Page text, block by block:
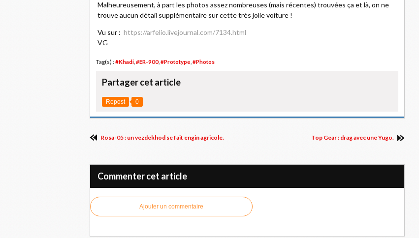
Malheureusement, à part les photos assez nombreuses (mais récentes) trouvées ça et là, on ne
trouve aucun détail supplémentaire sur cette très jolie voiture !
Vu sur : https://arfelio.livejournal.com/7134.html
VG
Tag(s) : #Khadi #ER-900, #Prototype #Photos
Partager cet article
Repost 0
Rosa-05 : un vezdekhod se fait engin agricole. Top Gear : drag avec une Yugo.
Commenter cet article
Ajouter un commentaire